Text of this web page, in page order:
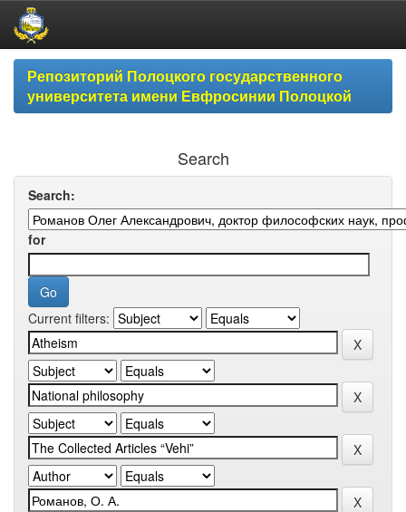
Skip
navigationРепозиторий Полоцкого государственного
университета имени Евфросинии Полоцкой
Search
Search:
for
Current filters: